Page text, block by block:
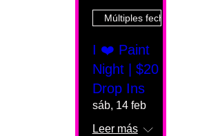
Múltiples fechas
I ❤️ Paint
Night | $20
Drop Ins
sáb, 14 feb
Leer más